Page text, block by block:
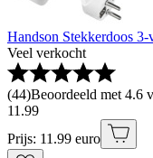
Handson Stekkerdoos
Veel verkocht
(44)Beoordeeld met 4.6
11 .99
Prijs: 11.99 euro